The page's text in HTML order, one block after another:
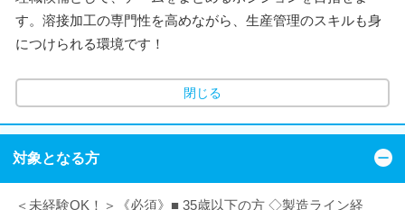
す。溶接加工の専門性を高めながら、生産管理のスキルも身
につけられる環境です！
閉じる
対象となる方
＜未経験OK！＞《必須》■ 35歳以下の方 ◇製造ライン経